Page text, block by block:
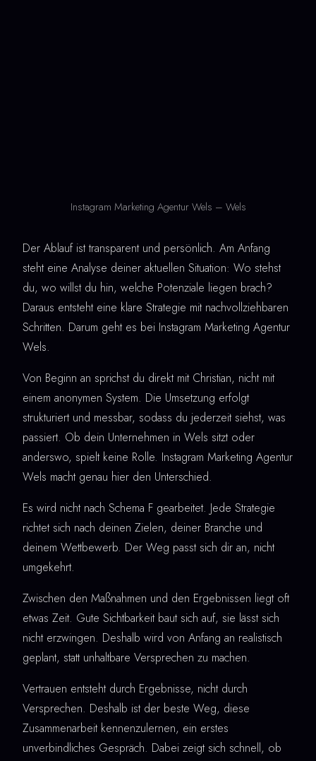
Instagram Marketing Agentur Wels – Wels
Der Ablauf ist transparent und persönlich. Am Anfang
steht eine Analyse deiner aktuellen Situation: Wo stehst
du, wo willst du hin, welche Potenziale liegen brach?
Daraus entsteht eine klare Strategie mit nachvollziehbaren
Schritten. Darum geht es bei Instagram Marketing Agentur
Wels.
Von Beginn an sprichst du direkt mit Christian, nicht mit
einem anonymen System. Die Umsetzung erfolgt
strukturiert und messbar, sodass du jederzeit siehst, was
passiert. Ob dein Unternehmen in Wels sitzt oder
anderswo, spielt keine Rolle. Instagram Marketing Agentur
Wels macht genau hier den Unterschied.
Es wird nicht nach Schema F gearbeitet. Jede Strategie
richtet sich nach deinen Zielen, deiner Branche und
deinem Wettbewerb. Der Weg passt sich dir an, nicht
umgekehrt.
Zwischen den Maßnahmen und den Ergebnissen liegt oft
etwas Zeit. Gute Sichtbarkeit baut sich auf, sie lässt sich
nicht erzwingen. Deshalb wird von Anfang an realistisch
geplant, statt unhaltbare Versprechen zu machen.
Vertrauen entsteht durch Ergebnisse, nicht durch
Versprechen. Deshalb ist der beste Weg, diese
Zusammenarbeit kennenzulernen, ein erstes
unverbindliches Gespräch. Dabei zeigt sich schnell, ob